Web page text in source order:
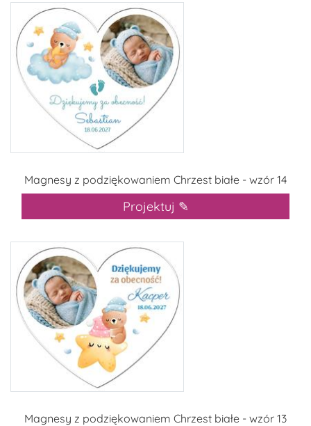
Magnesy z podziękowaniem Chrzest białe - wzór 14
Projektuj ✎
Magnesy z podziękowaniem Chrzest białe - wzór 13